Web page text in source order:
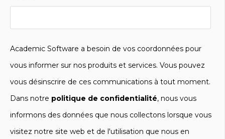
Academic Software a besoin de vos coordonnées pour
vous informer sur nos produits et services. Vous pouvez
vous désinscrire de ces communications à tout moment.
Dans notre politique de confidentialité, nous vous
informons des données que nous collectons lorsque vous
visitez notre site web et de l'utilisation que nous en